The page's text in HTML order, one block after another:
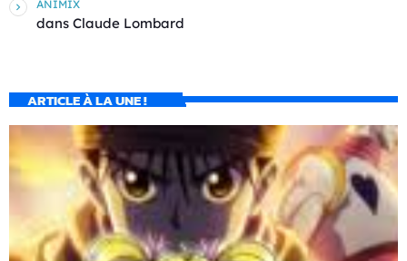
ANIMIX
dans Claude Lombard
ARTICLE À LA UNE !